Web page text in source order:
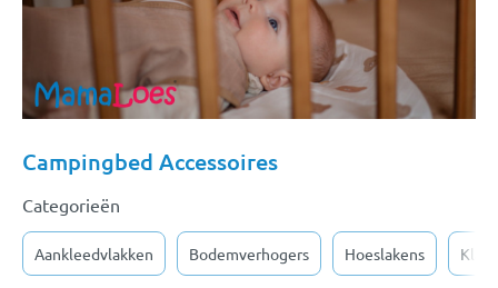
Campingbed Accessoires
Categorieën
Aankleedvlakken Bodemverhogers Hoeslakens